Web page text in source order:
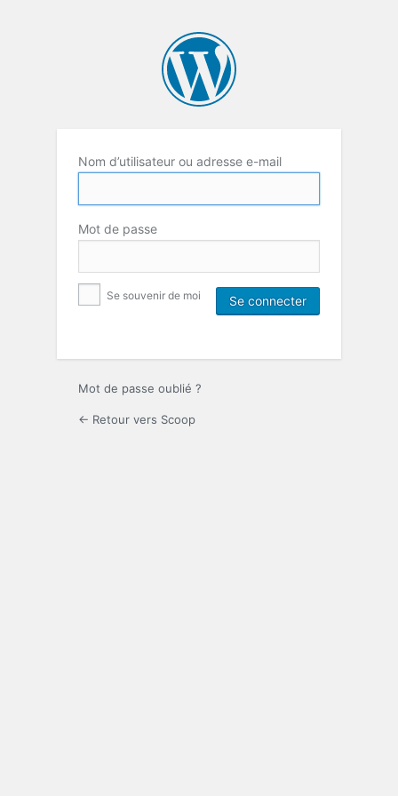
Nom d’utilisateur ou adresse e-mail
Mot de passe
Se souvenir de moi
Mot de passe oublié ?
← Retour vers Scoop